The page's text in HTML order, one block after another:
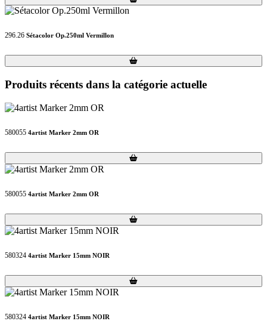
296.26 Sétacolor Op.250ml Vermillon
Loading...
Loading...
Produits récents dans la catégorie actuelle
580055 4artist Marker 2mm OR
Loading...
Loading...
580055 4artist Marker 2mm OR
Loading...
Loading...
580324 4artist Marker 15mm NOIR
Loading...
Loading...
580324 4artist Marker 15mm NOIR